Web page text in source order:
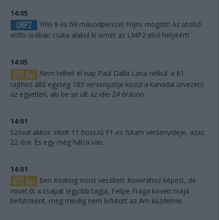
14:05
Yifei 8 és fél másodperccel Frijns mögött! Az utolsó
előtti órában csata alakul ki ismét az LMP2 első helyéért!
14:05
Nem telhet el nap Paul Dalla Lana nélkül: a 61
rajthoz álló egység 183 versenyzője közül a kanadai úrvezető
az egyetlen, aki be se ült az idei 24 óráson.
14:01
Szóval akkor: eltelt 11 hosszú F1-es futam versenyideje, azaz
22 óra. És egy még hátra van.
14:01
Ben Keating most veszített Roverához képest, de
mivel őt a csapat legjobb tagja, Felipe Fraga követi majd
befutóként, még mindig nem lefutott az Am küzdelme.